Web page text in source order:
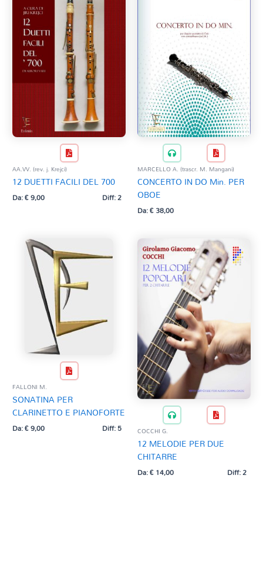
AA.VV. (rev. j. Krejci)
12 DUETTI FACILI DEL 700
Da:€9,00 Diff: 2
MARCELLO A. (trascr. M. Mangani)
CONCERTO IN DO Min. PER
OBOE
Da:€38,00
FALLONI M.
SONATINA PER
CLARINETTO E PIANOFORTE
Da:€9,00 Diff: 5 COCCHI G.
12 MELODIE PER DUE
CHITARRE
Da:€14,00 Diff: 2